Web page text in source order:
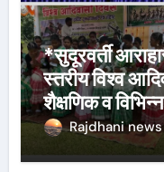
*सुदूरवर्ती
स्तरीय विश्व आदिवासी
शैक्षणिक व
वालों के साथ
सम्मानित*
Rajdhani